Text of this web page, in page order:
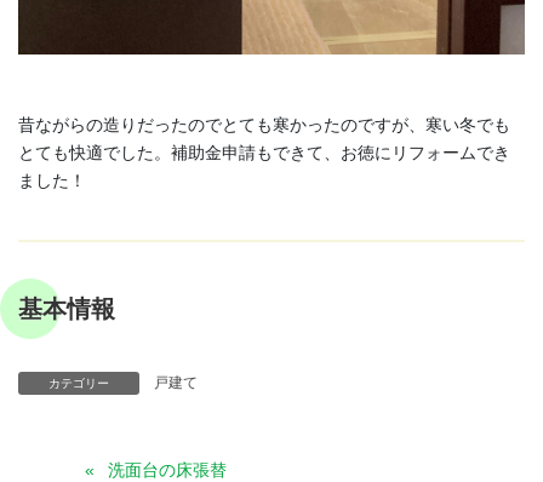
昔ながらの造りだったのでとても寒かったのですが、寒い冬でも
とても快適でした。補助金申請もできて、お徳にリフォームでき
ました！
基本情報
カテゴリー 戸建て
洗面台の床張替